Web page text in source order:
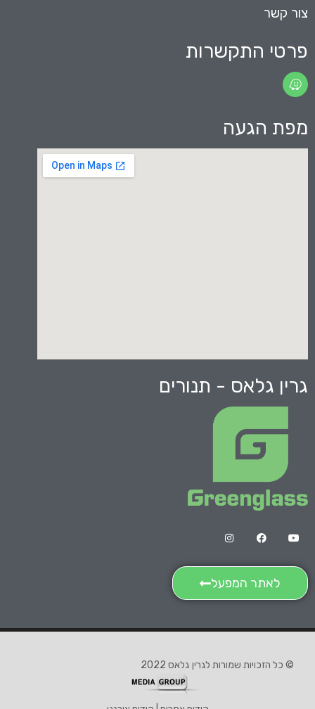
צור קשר
פרטי התקשרות
מפת הגעה
גרין גלאס - תנורים
לאתר המפעל
© כל הזכויות שמורות לגרין גלאס 2022